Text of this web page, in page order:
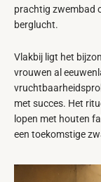
prachtig zwembad
berglucht.
Vlakbij ligt het
vrouwen al
met succes. Het
lopen met houten
een toekomstige